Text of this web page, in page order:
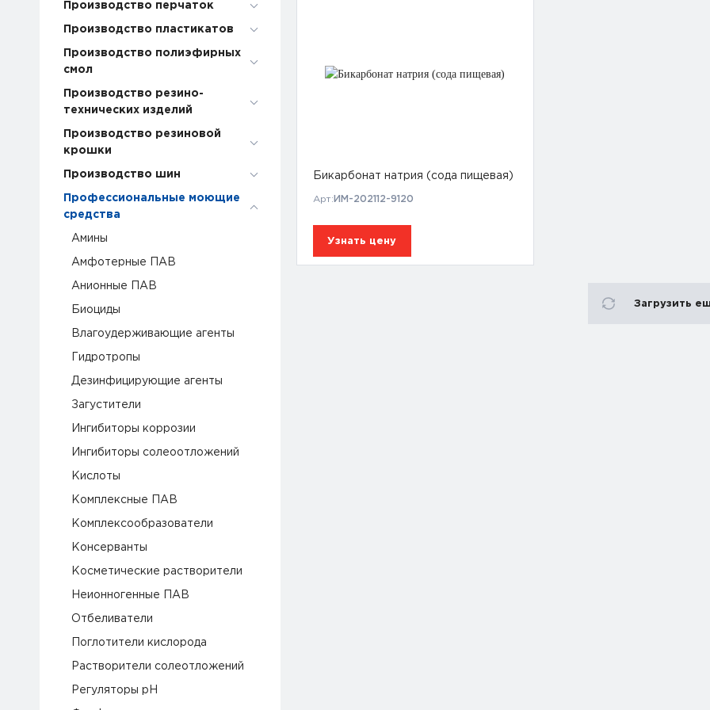
Производство перчаток
Производство пластикатов
Производство полиэфирных
смол
Производство резино-
технических изделий
Производство резиновой
крошки
Производство шин
Профессиональные моющие
средства
Амины
Амфотерные ПАВ
Анионные ПАВ
Биоциды
Влагоудерживающие агенты
Гидротропы
Дезинфицирующие агенты
Загустители
Ингибиторы коррозии
Ингибиторы солеоотложений
Кислоты
Комплексные ПАВ
Комплексообразователи
Консерванты
Косметические растворители
Неионногенные ПАВ
Отбеливатели
Поглотители кислорода
Растворители солеотложений
Регуляторы pH
Бикарбонат натрия (сода пищевая)
Арт: ИМ-202112-9120
Узнать цену
Загрузить